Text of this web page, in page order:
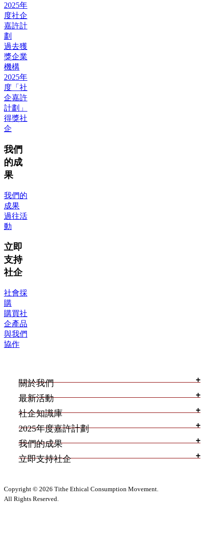
2025年
度社企
嘉許計
劃
過去獲
獎企業
機構
2025年
度「社
企嘉許
計劃」
得獎社
企
我們
的成
果
我們的
成果
過往活
動
立即
支持
社企
社會採
購
購買社
企產品
與我們
協作
關於我們
最新活動
社企知識庫
2025年度嘉許計劃
我們的成果
立即支持社企
Copyright © 2026 Tithe Ethical Consumption Movement.
All Rights Reserved.